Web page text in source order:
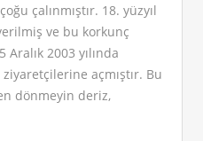
çalınmıştır. 18. yüzyıl
ve bu korkunç
2003 yılında
açmıştır. Bu
dönmeyin deriz,